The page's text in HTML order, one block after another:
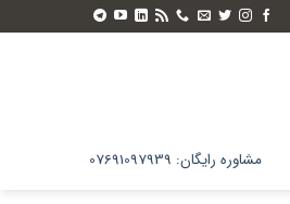
مشاوره رایگان: 07691097939